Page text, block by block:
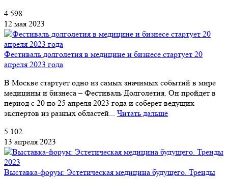
4 598
12 мая 2023
Фестиваль долголетия в медицине и бизнесе стартует 20
апреля 2023 года
В Москве стартует одно из самых значимых событий в мире
медицины и бизнеса – Фестиваль Долголетия. Он пройдет в
период с 20 по 25 апреля 2023 года и соберет ведущих
экспертов из разных областей... Читать дальше
5 102
13 апреля 2023
Выставка-форум: Эстетическая медицина будущего. Тренды